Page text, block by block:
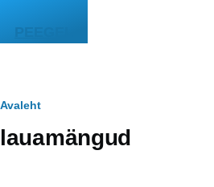
PEEGEL
Leivapuru
Avaleht
lauamängud